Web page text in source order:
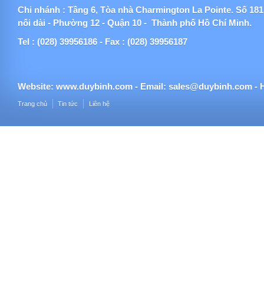
Chi nhánh : Tầng 6, Tòa nhà Charmington La Pointe. Số
nối dài - Phường 12 - Quận 10 - Thành phố Hồ Chí Minh.
Tel : (028) 39956186 - Fax : (028) 39956187
Website: www.duybinh.com - Email: sales@duybinh.com -
Trang chủ Tin tức Liên hệ